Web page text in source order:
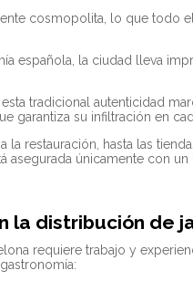
cosmopolita, lo que todo
española, la ciudad lleva
tradicional autenticidad
garantiza su infiltración en
restauración, hasta las
asegurada únicamente con
la distribución de
requiere trabajo y